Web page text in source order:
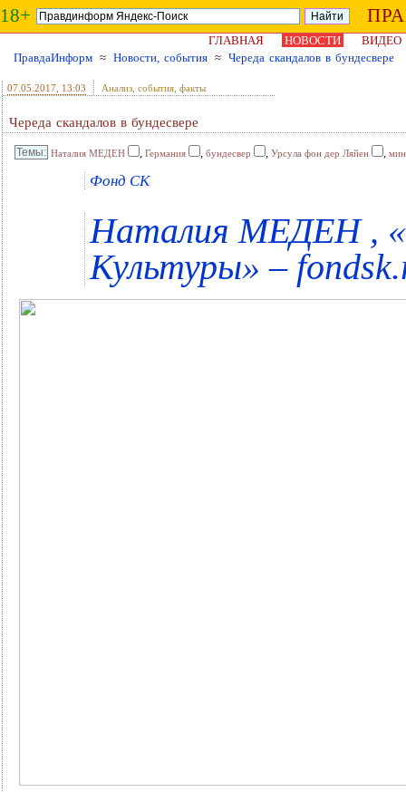
18+
ГЛАВНАЯ НОВОСТИ
ВИДЕО
ПравдаИнформ ≈ Новости, события ≈ Череда скандалов в бундесвере
07.05.2017 , 13:03 Анализ, события, факты
Череда скандалов в бундесвере
Наталия МЕДЕН , Германия , бундесвер , Урсула фон дер Ляйен ,
Фонд СК
Наталия МЕДЕН ,
Культуры» –